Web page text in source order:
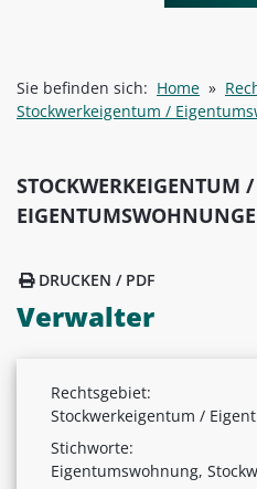
Sie befinden sich: Home »
Stockwerkeigentum /
STOCKWERKEIGENTUM /
DRUCKEN / PDF
Verwalter
Rechtsgebiet:
Stockwerkeigentum /
Stichworte:
Eigentumswohnung,